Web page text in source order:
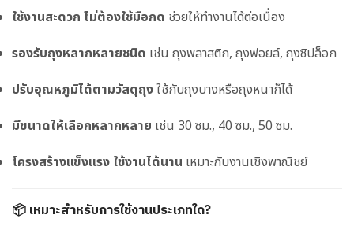
ใช้งานสะดวก ไม่ต้องใช้มือกด ช่วยให้ทำงานได้ต่อเนื่อง
รองรับถุงหลากหลายชนิด เช่น ถุงพลาสติก, ถุงฟอยล์, ถุงซิปล็อก
ปรับอุณหภูมิได้ตามวัสดุถุงใช้กับถุงบางหรือถุงหนาก็ได้
มีขนาดให้เลือกหลากหลาย เช่น 30 ซม., 40 ซม., 50 ซม.
โครงสร้างแข็งแรง ใช้งานได้นาน เหมาะกับงานเชิงพาณิชย์
📦 เหมาะสำหรับการใช้งานประเภทใด?